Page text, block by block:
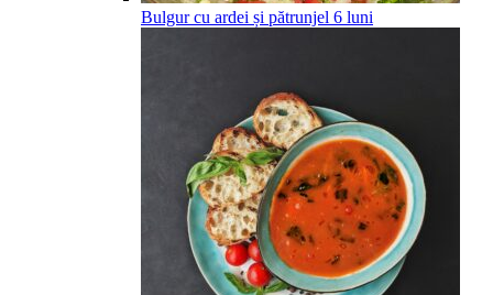
Bulgur cu ardei și pătrunjel 6 luni